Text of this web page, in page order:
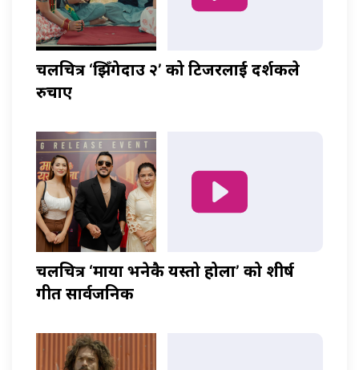
चलचित्र ‘झिँगेदाउ २’ को टिजरलाई दर्शकले
रुचाए
चलचित्र ‘माया भनेकै यस्तो होला’ को शीर्ष
गीत सार्वजनिक